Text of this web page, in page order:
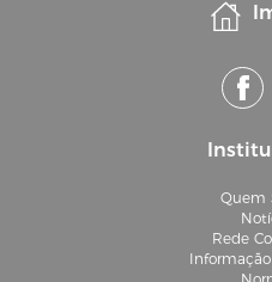
Quem
Rede